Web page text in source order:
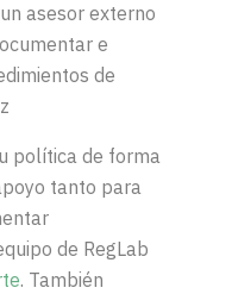
asesor externo
e
de
política de forma
tanto para
de RegLab
. También